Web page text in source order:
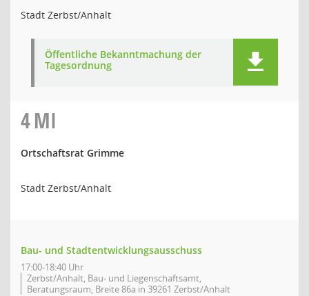
Stadt Zerbst/Anhalt
Öffentliche Bekanntmachung der
Tagesordnung
4MI
Ortschaftsrat Grimme
Stadt Zerbst/Anhalt
Bau- und Stadtentwicklungsausschuss
17:00-18:40 Uhr
Zerbst/Anhalt, Bau- und Liegenschaftsamt,
Beratungsraum, Breite 86a in 39261 Zerbst/Anhalt